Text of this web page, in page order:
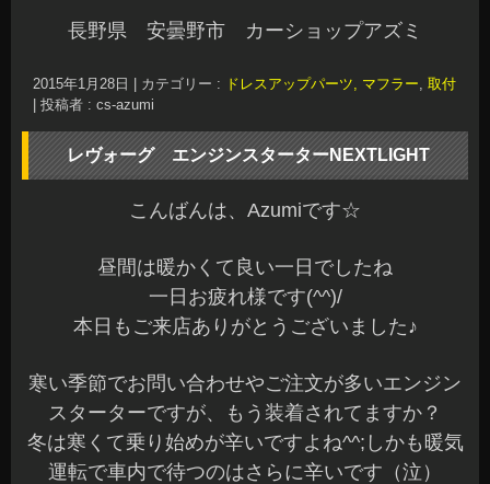
長野県 安曇野市 カーショップアズミ
2015年1月28日 カテゴリー : ドレスアップパーツ, マフラー, 取付
投稿者 : cs-azumi
レヴォーグ エンジンスターターNEXTLIGHT
こんばんは、Azumiです☆
昼間は暖かくて良い一日でしたね
一日お疲れ様です(^^)/
本日もご来店ありがとうございました♪
寒い季節でお問い合わせやご注文が多いエンジン
スターターですが、もう装着されてますか？
冬は寒くて乗り始めが辛いですよね^^;しかも暖気
運転で車内で待つのはさらに辛いです（泣）